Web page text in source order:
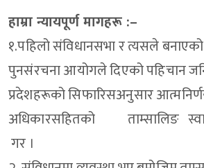
हाम्रा न्यायपूर्ण मागहरू :–
१.पहिलो संविधानसभा र त्यसले
पुनसंरचना आयोगले दिएको पहिचान
प्रदेशहरूको सिफारिसअनुसार
अधिकारसहितको ताम्सालिङ
गर ।